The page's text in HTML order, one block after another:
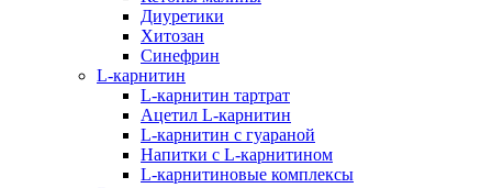
Диуретики
Хитозан
Синефрин
L-карнитин
L-карнитин тартрат
Ацетил L-карнитин
L-карнитин с гуараной
Напитки c L-карнитином
L-карнитиновые комплексы